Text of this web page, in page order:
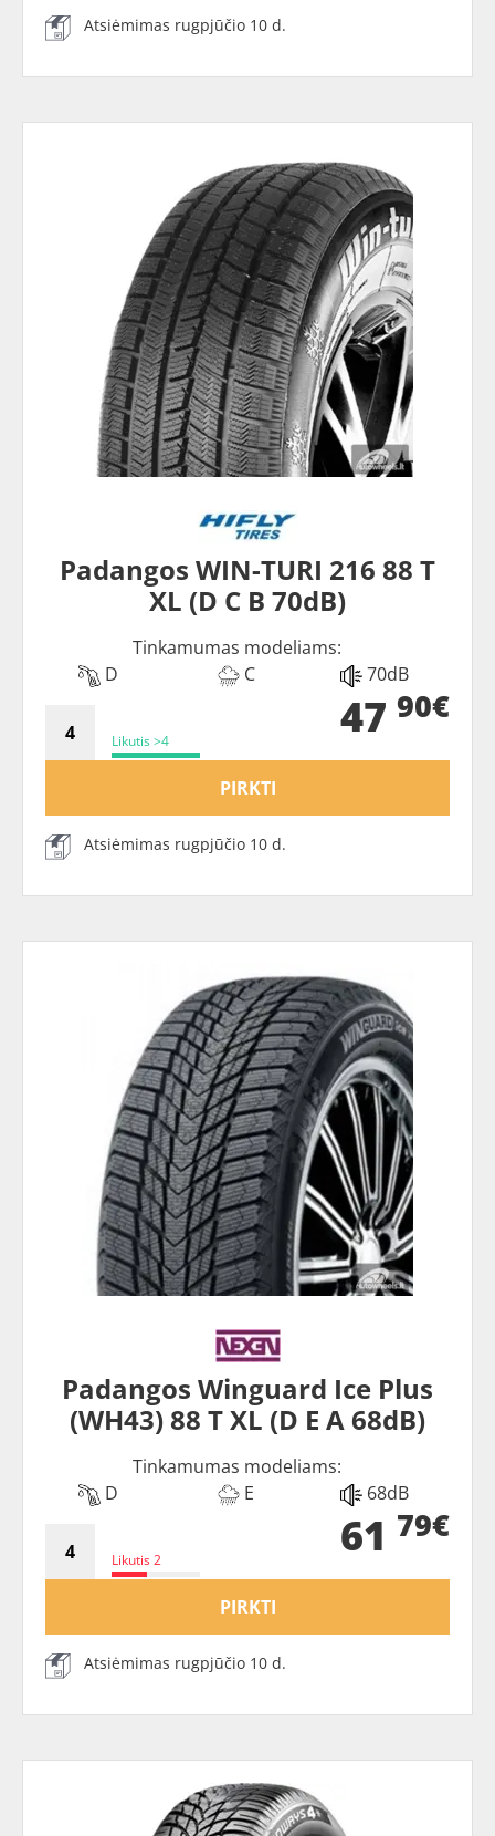
Atsiėmimas rugpjūčio 10 d.
Padangos WIN-TURI 216 88 T
XL (D C B 70dB)
Tinkamumas modeliams:
D
C 70dB
Likutis >4 47 90€
PIRKTI
Atsiėmimas rugpjūčio 10 d.
Padangos Winguard Ice Plus
(WH43) 88 T XL (D E A 68dB)
Tinkamumas modeliams:
D
E 68dB
Likutis 2 61 79€
PIRKTI
Atsiėmimas rugpjūčio 10 d.